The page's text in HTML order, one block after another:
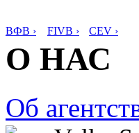
ВФВ › FIVB › CEV ›
О НАС
Об